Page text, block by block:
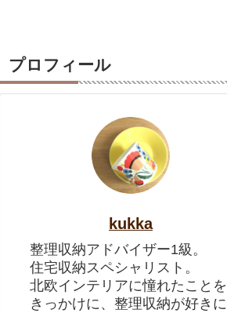
プロフィール
kukka
整理収納アドバイザー1級。
住宅収納スペシャリスト。
北欧インテリアに憧れたことを
きっかけに、整理収納が好きに